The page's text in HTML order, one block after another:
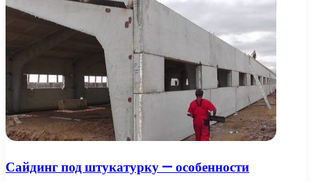
Сайдинг под штукатурку — особенности